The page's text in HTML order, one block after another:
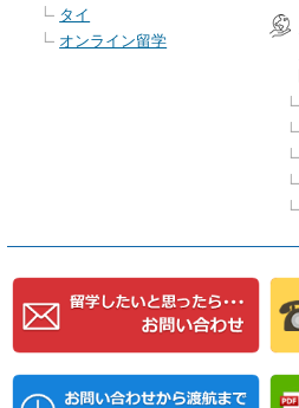
タイ
オンライン留学